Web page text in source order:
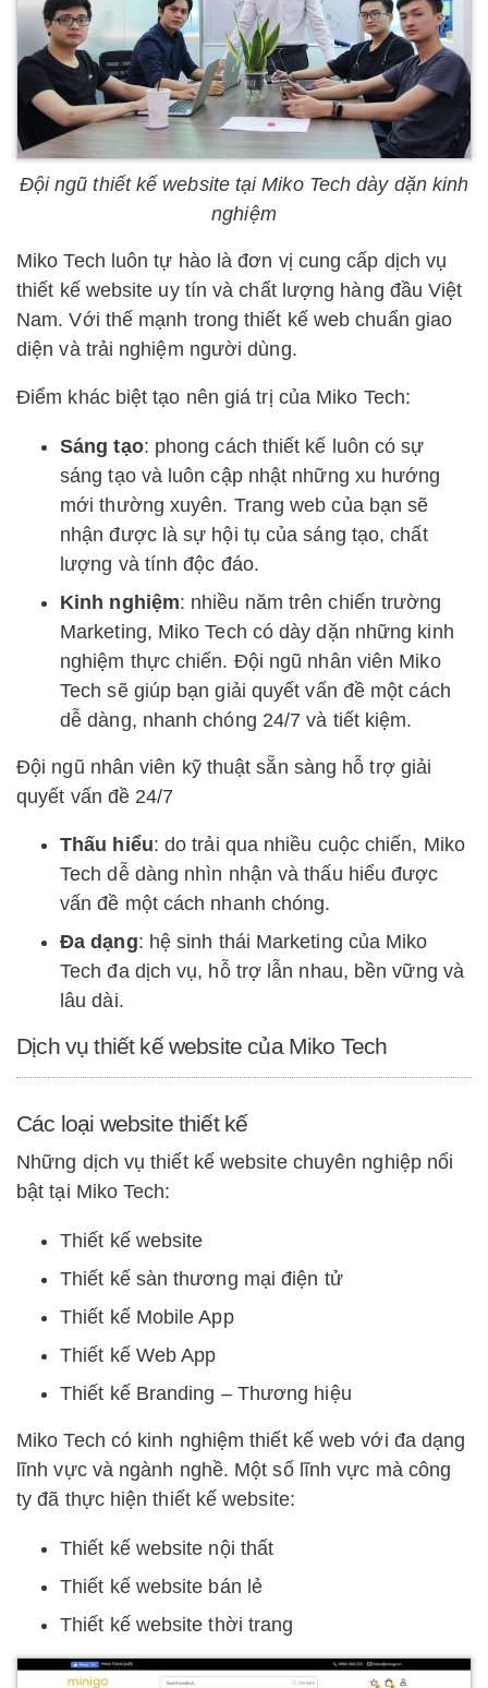
Đội ngũ thiết kế website tại Miko Tech dày dặn kinh
nghiệm
Miko Tech luôn tự hào là đơn vị cung cấp dịch vụ
thiết kế website uy tín và chất lượng hàng đầu Việt
Nam. Với thế mạnh trong thiết kế web chuẩn giao
diện và trải nghiệm người dùng.
Điểm khác biệt tạo nên giá trị của Miko Tech:
Sáng tạo: phong cách thiết kế luôn có sự
sáng tạo và luôn cập nhật những xu hướng
mới thường xuyên. Trang web của bạn sẽ
nhận được là sự hội tụ của sáng tạo, chất
lượng và tính độc đáo.
Kinh nghiệm: nhiều năm trên chiến trường
Marketing, Miko Tech có dày dặn những kinh
nghiệm thực chiến. Đội ngũ nhân viên Miko
Tech sẽ giúp bạn giải quyết vấn đề một cách
dễ dàng, nhanh chóng 24/7 và tiết kiệm.
Đội ngũ nhân viên kỹ thuật sẵn sàng hỗ trợ giải
quyết vấn đề 24/7
Thấu hiểu: do trải qua nhiều cuộc chiến, Miko
Tech dễ dàng nhìn nhận và thấu hiểu được
vấn đề một cách nhanh chóng.
Đa dạng: hệ sinh thái Marketing của Miko
Tech đa dịch vụ, hỗ trợ lẫn nhau, bền vững và
lâu dài.
Dịch vụ thiết kế website của Miko Tech
Các loại website thiết kế
Những dịch vụ thiết kế website chuyên nghiệp nổi
bật tại Miko Tech:
Thiết kế website
Thiết kế sàn thương mại điện tử
Thiết kế Mobile App
Thiết kế Web App
Thiết kế Branding – Thương hiệu
Miko Tech có kinh nghiệm thiết kế web với đa dạng
lĩnh vực và ngành nghề. Một số lĩnh vực mà công
ty đã thực hiện thiết kế website:
Thiết kế website nội thất
Thiết kế website bán lẻ
Thiết kế website thời trang